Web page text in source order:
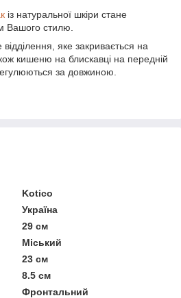
із натуральної шкіри стане
Вашого стилю.
яке закривається на
кишеню на блискавці на передній
за довжиною.
Kotico
Україна
29 см
Міський
23 см
8.5 см
Фронтальний